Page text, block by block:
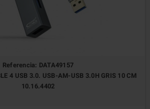
Referencia: DATA49157
4 USB 3.0. USB-AM-USB 3.0H GRIS 10 CM
10.16.4402